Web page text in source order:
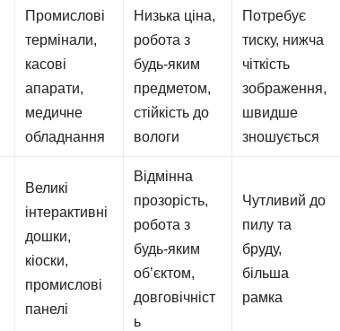
Промислові
термінали,
касові
апарати,
медичне
обладнання
Низька ціна,
робота з
будь-яким
предметом,
стійкість до
вологи
Потребує
тиску, нижча
чіткість
зображення,
швидше
зношується
Великі
інтерактивні
дошки,
кіоски,
промислові
панелі
Відмінна
прозорість,
робота з
будь-яким
об’єктом,
довговічніст
ь
Чутливий до
пилу та
бруду,
більша
рамка